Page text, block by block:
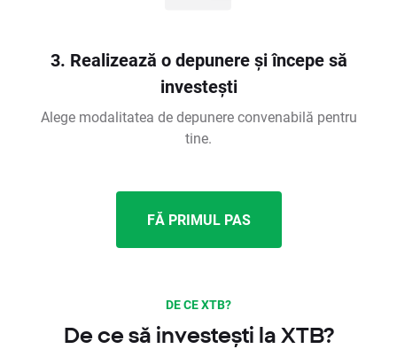
3. Realizează o depunere și începe să
investești
Alege modalitatea de depunere convenabilă pentru
tine.
FĂ PRIMUL PAS
DE CE XTB?
De ce să investești la XTB?